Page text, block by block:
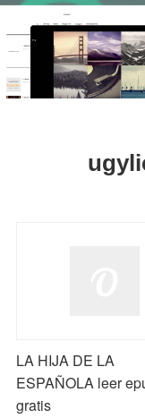
LA HIJA DE LA
ESPAÑOLA leer
gratis